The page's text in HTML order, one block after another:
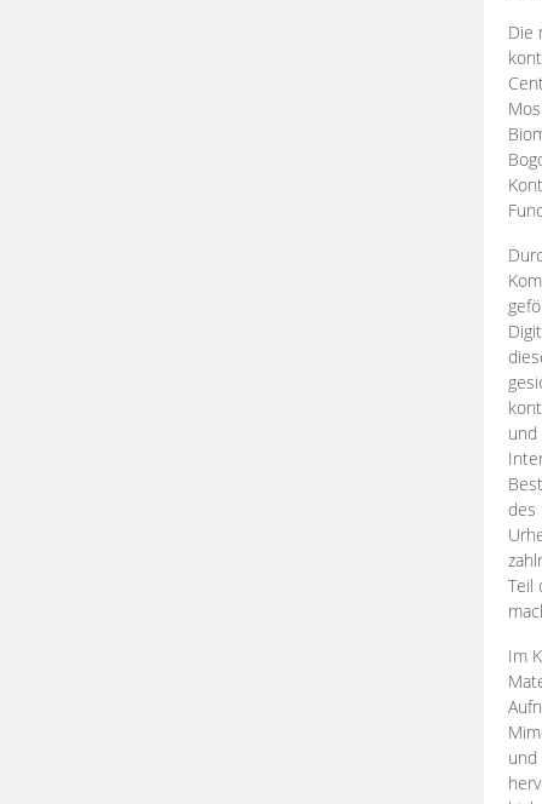
Die
des
Teil
Im
und